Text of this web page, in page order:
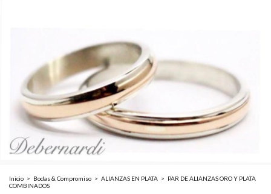
Inicio > Bodas & Compromiso > ALIANZAS EN PLATA > PAR DE ALIANZAS ORO Y PLATA
COMBINADOS